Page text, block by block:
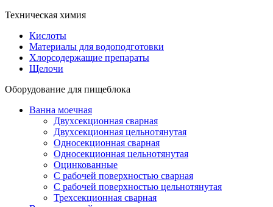
Техническая химия
Кислоты
Материалы для водоподготовки
Хлорсодержащие препараты
Щелочи
Оборудование для пищеблока
Ванна моечная
Двухсекционная сварная
Двухсекционная цельнотянутая
Односекционная сварная
Односекционная цельнотянутая
Оцинкованные
С рабочей поверхностью сварная
С рабочей поверхностью цельнотянутая
Трехсекционная сварная